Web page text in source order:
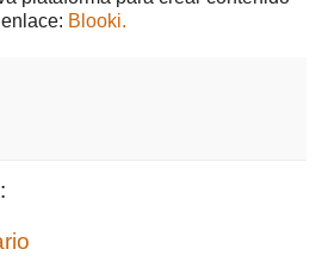
Blooki.